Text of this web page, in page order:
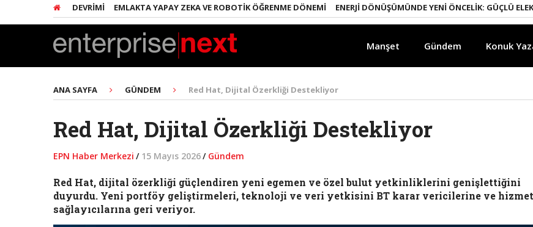
ZEKA DEVRIMI EMLAKTA YAPAY ZEKA VE ROBOTIK ÖĞRENME DÖNEMI ENERJI DÖNÜŞÜMÜNDE YENI ÖNCELIK: GÜÇLÜ ELEKTRIK
Manşet Gündem Konuk
ANA SAYFA GÜNDEM Red Hat, Dijital Özerkliği Destekliyor
Red Hat, Dijital Özerkliği Destekliyor
EPN Haber Merkezi / 15 Mayıs 2026/ Gündem
Red Hat, dijital özerkliği güçlendiren yeni egemen ve özel bulut yetkinliklerini genişlettiğini
duyurdu. Yeni portföy geliştirmeleri, teknoloji ve veri yetkisini BT karar vericilerine ve hizmet
sağlayıcılarına geri veriyor.